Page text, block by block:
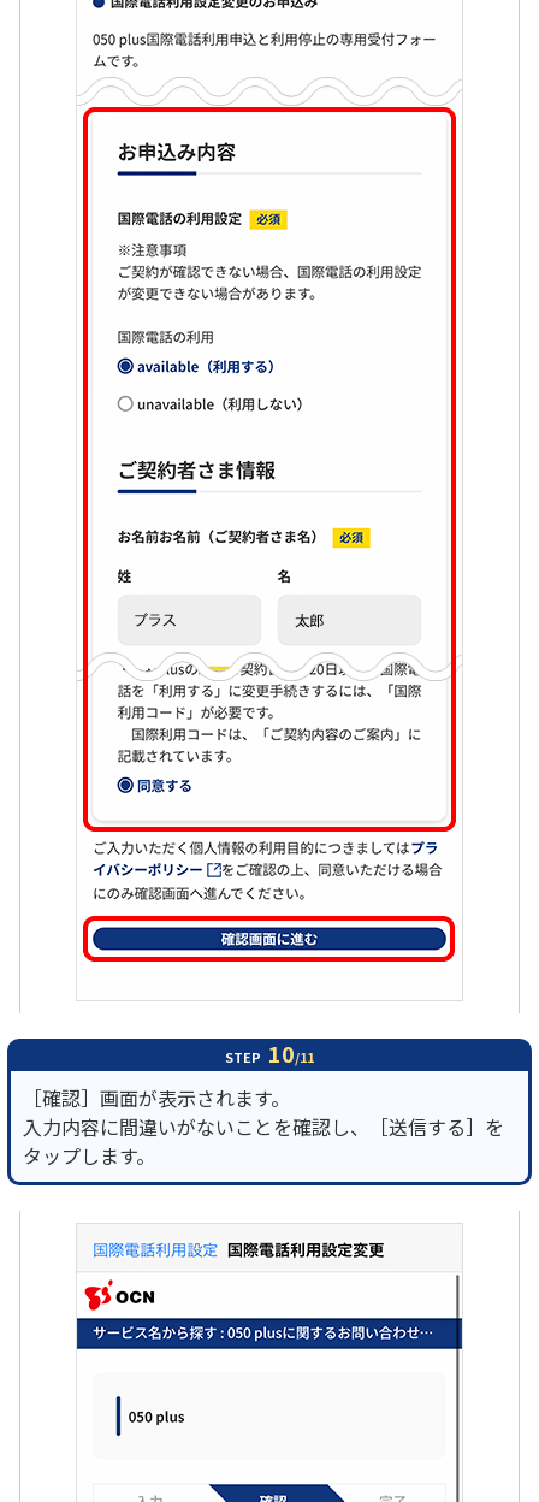
STEP 10/11
［確認］画面が表示されます。
入力内容に間違いがないことを確認し、［送信する］を
タップします。